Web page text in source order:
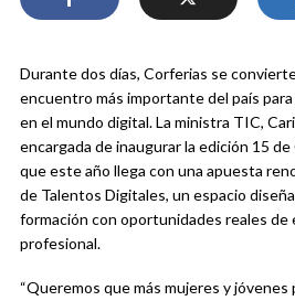
Durante dos días, Corferias se
encuentro más importante del país
en el mundo digital. La ministra TIC,
encargada de inaugurar la edición 15
que este año llega con una apuesta
de Talentos Digitales, un espacio
formación con oportunidades reales de
profesional.
“Queremos que más mujeres y jóvenes